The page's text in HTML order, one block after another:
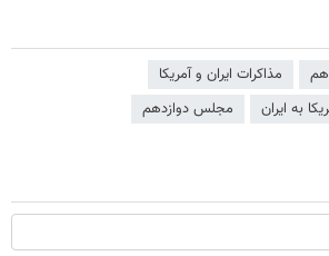
مذاکرات ایران و آمریکا
به ایران
مجلس دوازدهم